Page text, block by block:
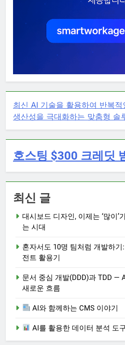
최신 AI 기술을 활용하여 반복
생산성을 극대화하는 맞춤형 솔
호스팅 $300 크레딧
최신 글
대시보드 디자인, 이제는 ‘많이’
는 시대
혼자서도 10명 팀처럼 개발하기
전트 활용기
문서 중심 개발(DDD)과 TDD —
새로운 흐름
AI와 함께하는 CMS 이야기
AI를 활용한 데이터 분석 도